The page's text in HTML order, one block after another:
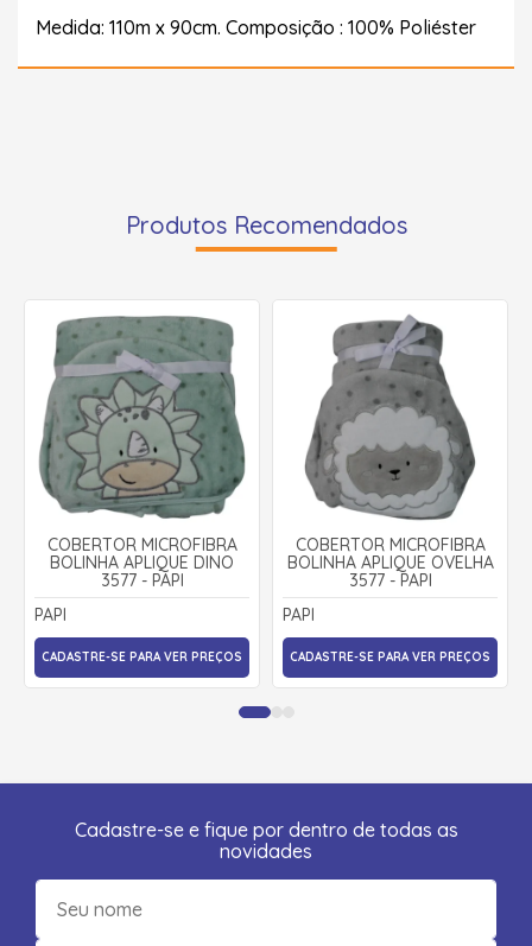
Medida: 110m x 90cm. Composição : 100% Poliéster
Produtos Recomendados
COBERTOR MICROFIBRA
BOLINHA APLIQUE DINO
3577 - PAPI
PAPI
CADASTRE-SE PARA VER PREÇOS
COBERTOR MICROFIBRA
BOLINHA APLIQUE OVELHA
3577 - PAPI
PAPI
CADASTRE-SE PARA VER PREÇOS
Cadastre-se e fique por dentro de todas as
novidades